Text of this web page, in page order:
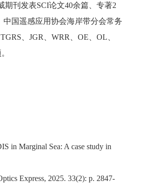
期刊发表SCI论文40余篇、专著2
国遥感应用协会海岸带分会常务
、JGR、WRR、OE、OL、
in Marginal Sea: A case study in
Express, 2025. 33(2): p. 2847-